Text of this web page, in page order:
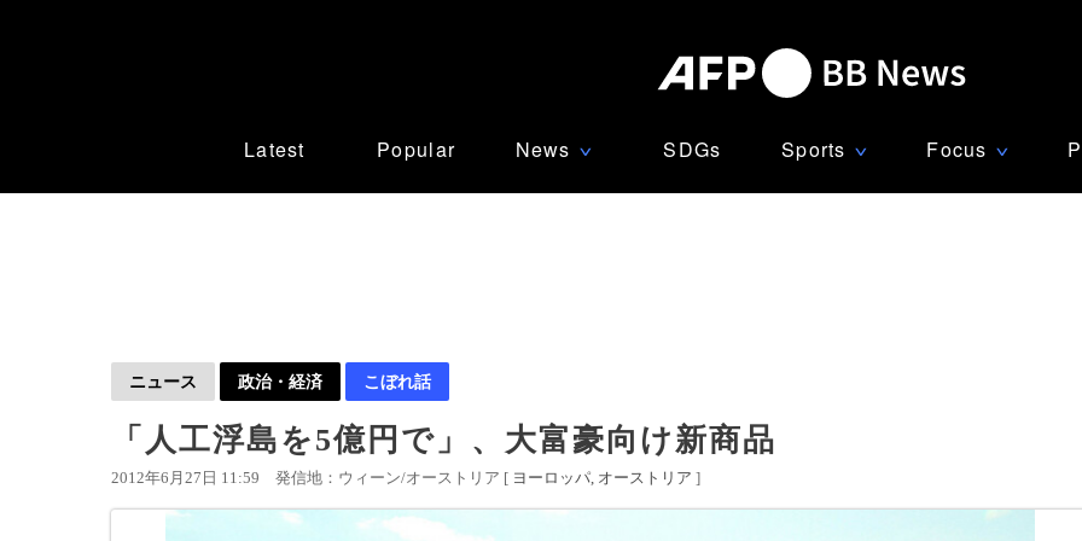
Latest Popular News ∨ SDGs Sports ∨ Focus ∨
ニュース 政治・経済 こぼれ話
「人工浮島を5億円で」、大富豪向け新商品
2012年6月27日 11:59 発信地：ウィーン/オーストリア [ ヨーロッパ オーストリア ]